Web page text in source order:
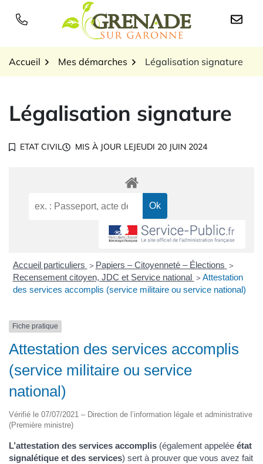
Logo Grenade sur
Accueil Mes démarches Légalisation signature
Légalisation signature
ETAT CIVIL MIS À JOUR LEJEUDI 20 JUIN 2024
Accueil particuliers > Papiers – Citoyenneté – Élections >
Recensement citoyen, JDC et Service national > Attestation
des services accomplis (service militaire ou service national)
Fiche pratique
Attestation des services accomplis
(service militaire ou service
national)
Vérifié le 07/07/2021 – Direction de l’information légale et administrative
(Première ministre)
L’attestation des services accomplis (également appelée état
signalétique et des services) sert à prouver que vous avez fait